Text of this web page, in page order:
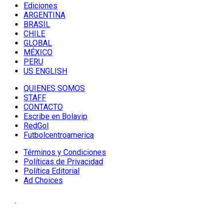
Ediciones
ARGENTINA
BRASIL
CHILE
GLOBAL
MÉXICO
PERU
US ENGLISH
QUIENES SOMOS
STAFF
CONTACTO
Escribe en Bolavip
RedGol
Futbolcentroamerica
Términos y Condiciones
Políticas de Privacidad
Política Editorial
Ad Choices